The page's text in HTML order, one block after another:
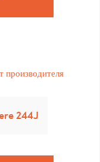
244J